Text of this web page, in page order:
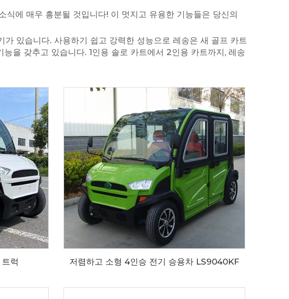
에 매우 흥분될 것입니다! 이 멋지고 유용한 기능들은 당신의
있습니다. 사용하기 쉽고 강력한 성능으로 레송은 새 골프 카트
을 갖추고 있습니다. 1인용 솔로 카트에서 2인용 카트까지, 레송
럭 저렴하고 소형 4인승 전기 승용차 LS9040KF